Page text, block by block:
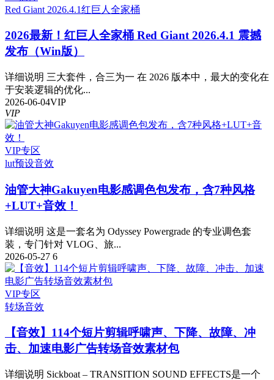
Red Giant 2026.4.1红巨人全家桶
2026最新！红巨人全家桶 Red Giant 2026.4.1 震撼
发布（Win版）
详细说明 三大套件，合三为一 在 2026 版本中，最大的变化在
于安装逻辑的优化...
2026-06-04VIP
VIP
VIP专区
lut预设音效
油管大神Gakuyen电影感调色包发布，含7种风格
+LUT+音效！
详细说明 这是一套名为 Odyssey Powergrade 的专业调色套
装，专门针对 VLOG、旅...
2026-05-27 6
VIP专区
转场音效
【音效】114个短片剪辑呼啸声、下降、故障、冲
击、加速电影广告转场音效素材包
详细说明 Sickboat – TRANSITION SOUND EFFECTS是一个